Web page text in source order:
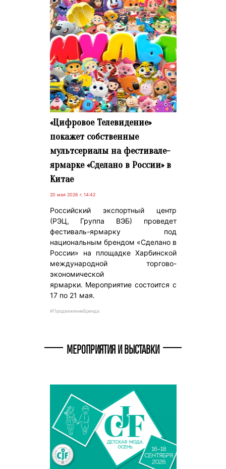
«Цифровое Телевидение»
покажет собственные
мультсериалы на фестивале-
ярмарке «Сделано в России» в
Китае
20 мая 2026 г. 14:42
Российский экспортный центр
(РЭЦ, Группа ВЭБ) проведет
фестиваль-ярмарку под
национальным брендом «Сделано в
России» на площадке Харбинской
международной торгово-
экономической
ярмарки. Мероприятие состоится с
17 по 21 мая.
#ПродвижениеБренда
МЕРОПРИЯТИЯ И ВЫСТАВКИ